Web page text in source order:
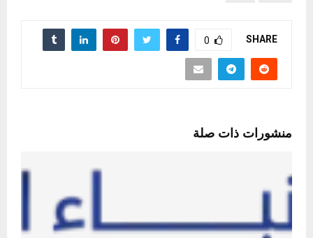
SHARE
0
منشورات ذات صلة